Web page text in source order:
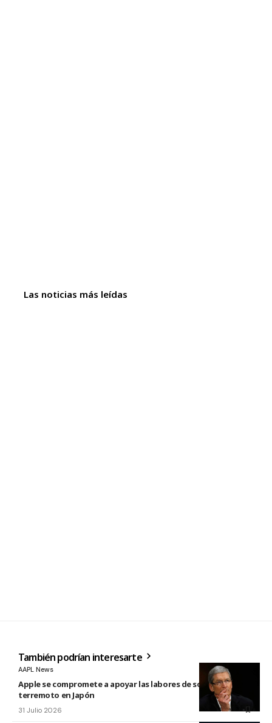
Las noticias más leídas
También podrían interesarte
AAPL News
Apple se compromete a apoyar las labores de socorro tras el
terremoto en Japón
31 Julio 2026